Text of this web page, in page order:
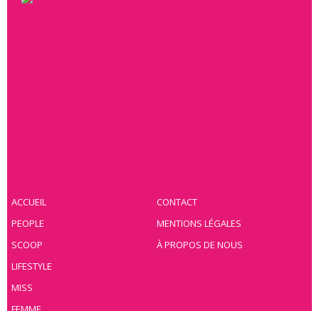
ACCUEIL
PEOPLE
SCOOP
LIFESTYLE
MISS
CONTACT
MENTIONS LÉGALES
À PROPOS DE NOUS